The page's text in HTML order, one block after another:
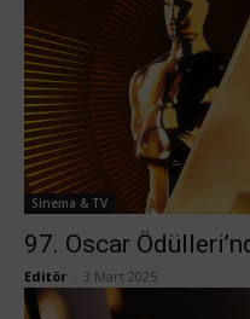
Sinema & TV
97. Oscar
Editör 3 Mart 2025